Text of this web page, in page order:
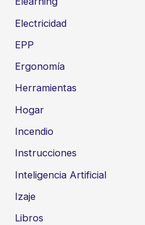
Electricidad
EPP
Ergonomía
Herramientas
Hogar
Incendio
Instrucciones
Inteligencia Artificial
Izaje
Libros